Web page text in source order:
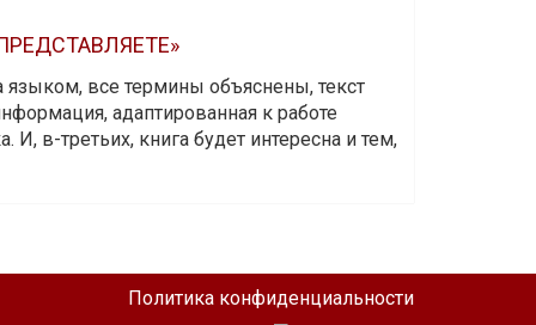
языком, все термины объяснены, текст
адаптированная к работе
в-третьих, книга будет интересна и тем,
Политика конфиденциальности